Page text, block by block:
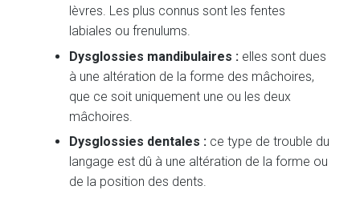
lèvres. Les plus connus sont les fentes
labiales ou frenulums.
Dysglossies mandibulaires : elles sont dues
à une altération de la forme des mâchoires,
que ce soit uniquement une ou les deux
mâchoires.
Dysglossies dentales : ce type de trouble du
langage est dû à une altération de la forme ou
de la position des dents.